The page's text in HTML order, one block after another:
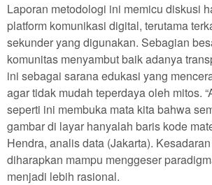
Laporan metodologi ini memicu diskusi
platform komunikasi digital, terutama
sekunder yang digunakan. Sebagian
komunitas menyambut baik adanya
ini sebagai sarana edukasi yang
agar tidak mudah teperdaya oleh mitos.
seperti ini membuka mata kita bahwa
gambar di layar hanyalah baris kode
Hendra, analis data (Jakarta).
diharapkan mampu menggeser
menjadi lebih rasional.